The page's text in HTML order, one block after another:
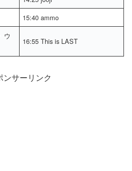
15:40 ammo
ウ
16:55 This is LAST
ンサーリンク